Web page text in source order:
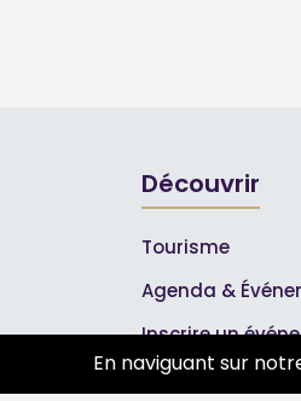
Découvrir
Tourisme
Agenda &
Inscrire un
Qui sommes-
En naviguant sur